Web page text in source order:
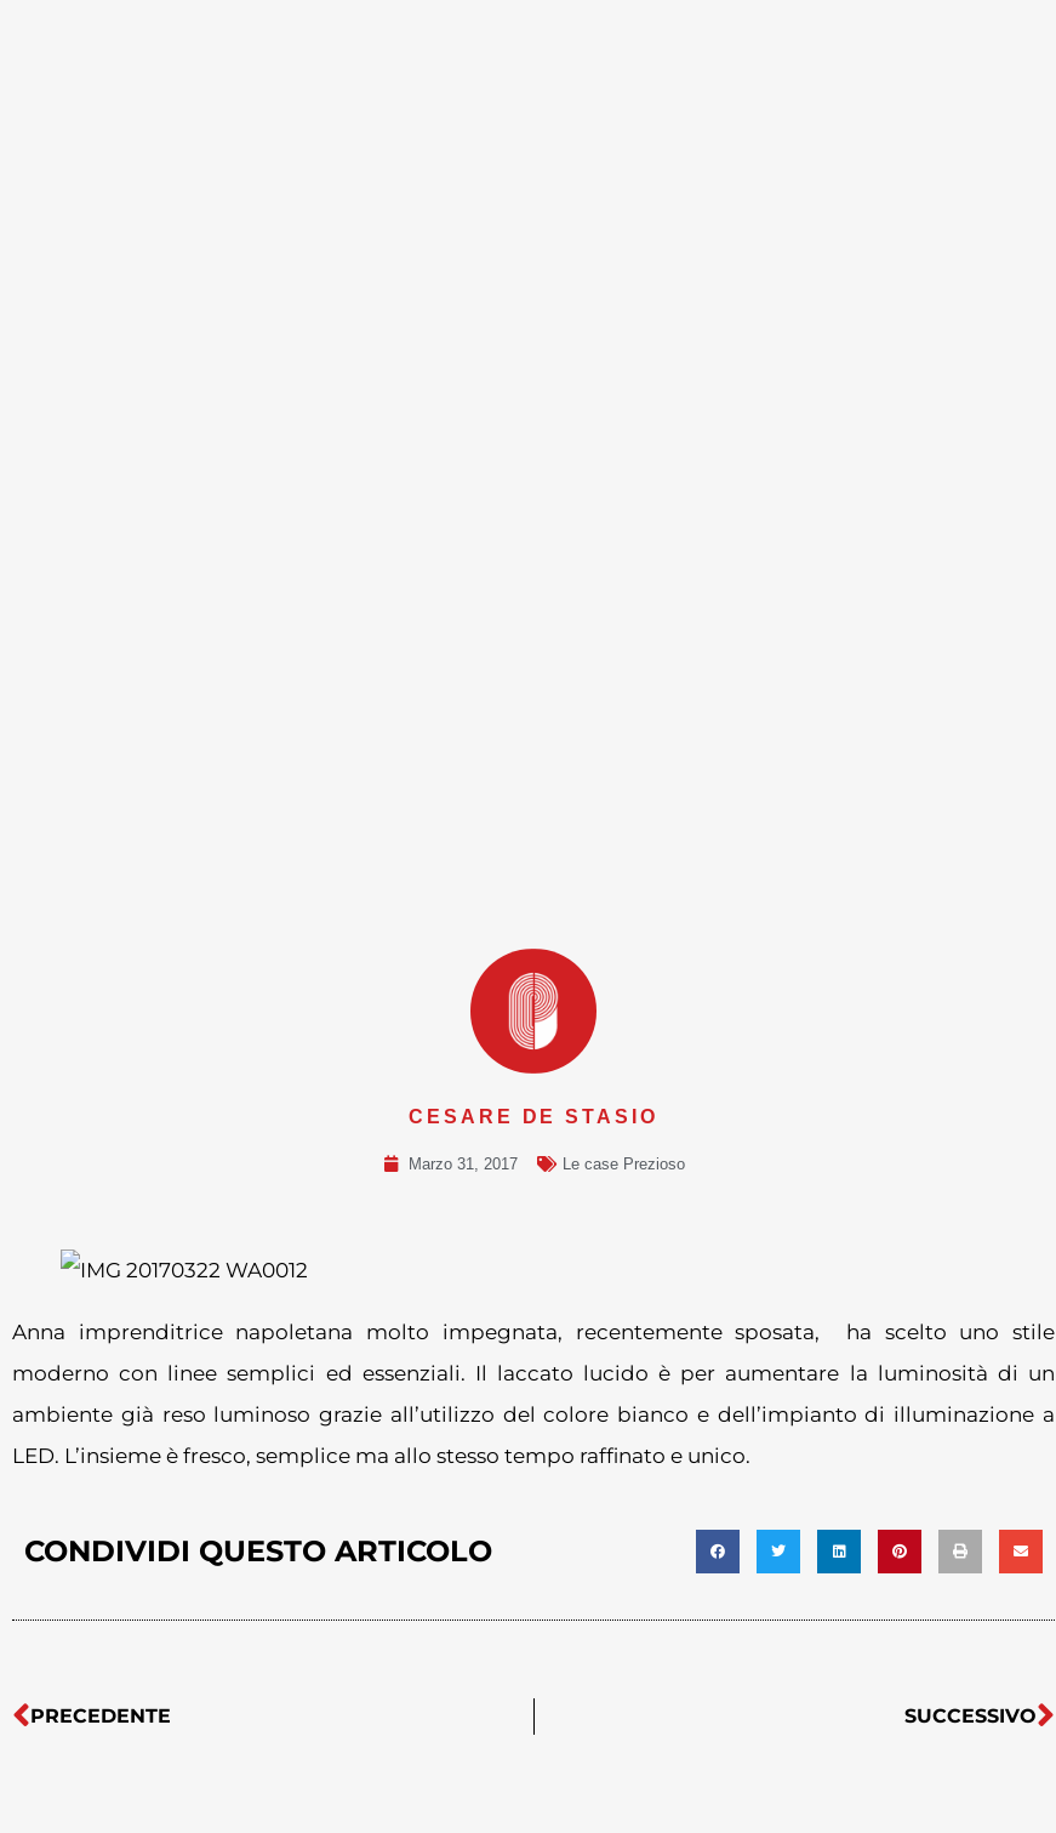
CESARE DE STASIO
Marzo 31, 2017 Le case Prezioso
Anna imprenditrice napoletana molto impegnata, recentemente sposata, ha scelto uno stile
moderno con linee semplici ed essenziali. Il laccato lucido è per aumentare la luminosità di un
ambiente già reso luminoso grazie all’utilizzo del colore bianco e dell’impianto di illuminazione a
LED. L’insieme è fresco, semplice ma allo stesso tempo raffinato e unico.
CONDIVIDI QUESTO ARTICOLO
PRECEDENTE SUCCESSIVO